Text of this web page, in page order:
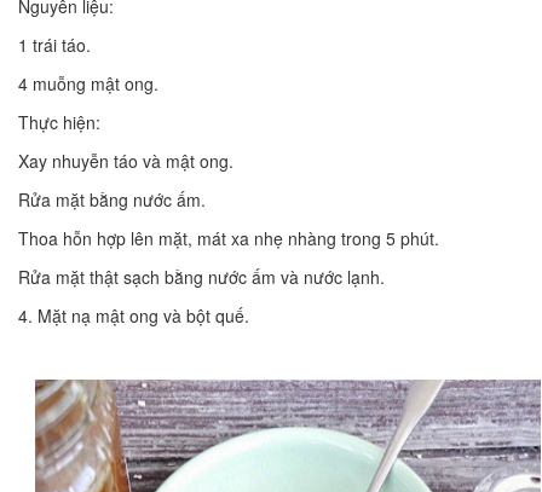
Nguyên liệu:
1 trái táo.
4 muỗng mật ong.
Thực hiện:
Xay nhuyễn táo và mật ong.
Rửa mặt bằng nước ấm.
Thoa hỗn hợp lên mặt, mát xa nhẹ nhàng trong 5 phút.
Rửa mặt thật sạch bằng nước ấm và nước lạnh.
4. Mặt nạ mật ong và bột quế.